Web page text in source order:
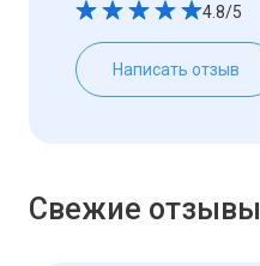
4.8/5
Написать отзыв
Свежие отзывы